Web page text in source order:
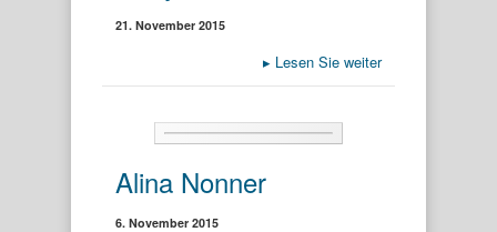
21. November 2015
▸ Lesen Sie weiter
Alina Nonner
6. November 2015